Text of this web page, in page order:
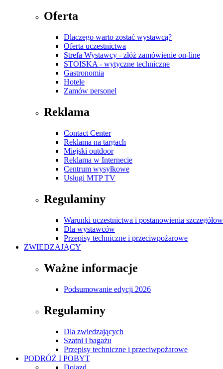
Oferta
Dlaczego warto zostać wystawcą?
Oferta uczestnictwa
Strefa Wystawcy - złóż zamówienie on-line
STOISKA - wytyczne techniczne
Gastronomia
Hotele
Zamów personel
Reklama
Contact Center
Reklama na targach
Miejski outdoor
Reklama w Internecie
Centrum wysyłkowe
Usługi MTP TV
Regulaminy
Warunki uczestnictwa i postanowienia
Dla wystawców
Przepisy techniczne i przeciwpożarowe
ZWIEDZAJĄCY
Ważne informacje
Podsumowanie edycji 2026
Regulaminy
Dla zwiedzających
Szatni i bagażu
Przepisy techniczne i przeciwpożarowe
PODRÓŻ I POBYT
Dojazd